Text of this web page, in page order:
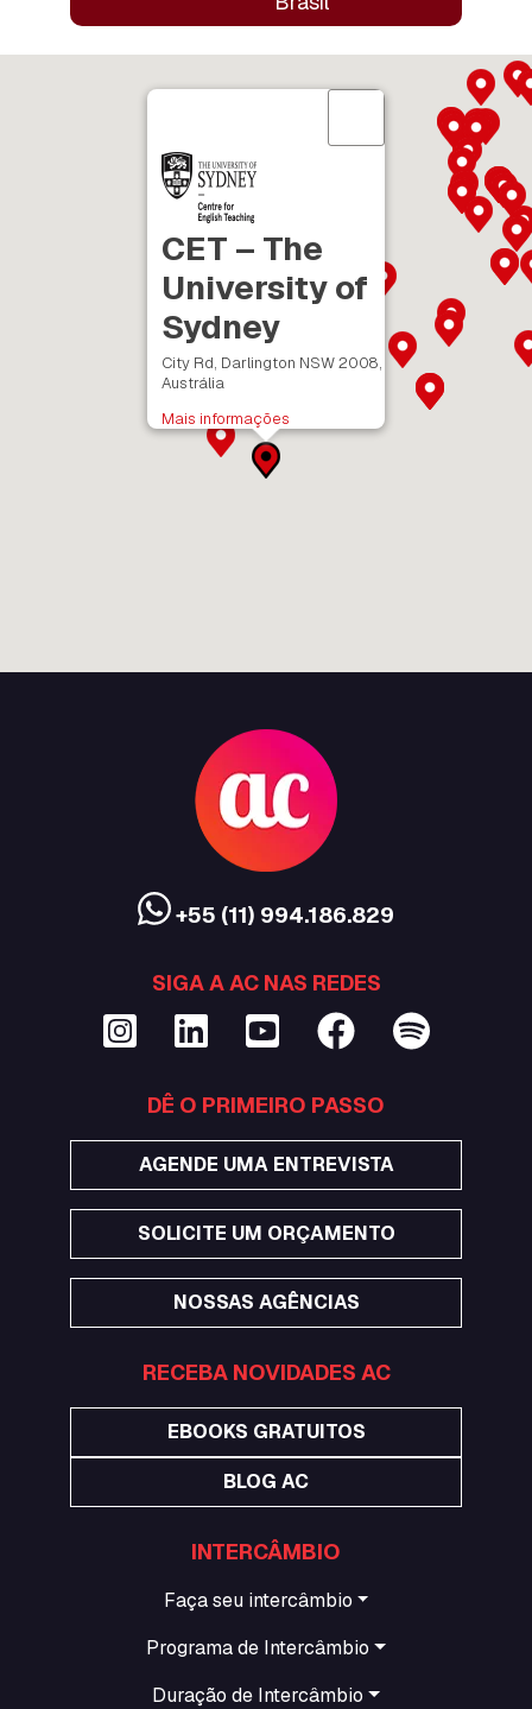
CET – The
University of
Sydney
City Rd, Darlington NSW 2008,
Austrália
Mais informações
+55 (11) 994.186.829
SIGA A AC NAS REDES
DÊ O PRIMEIRO PASSO
AGENDE UMA ENTREVISTA
SOLICITE UM ORÇAMENTO
NOSSAS AGÊNCIAS
RECEBA NOVIDADES AC
EBOOKS GRATUITOS
BLOG AC
INTERCÂMBIO
Faça seu intercâmbio
Programa de Intercâmbio
Duração de Intercâmbio